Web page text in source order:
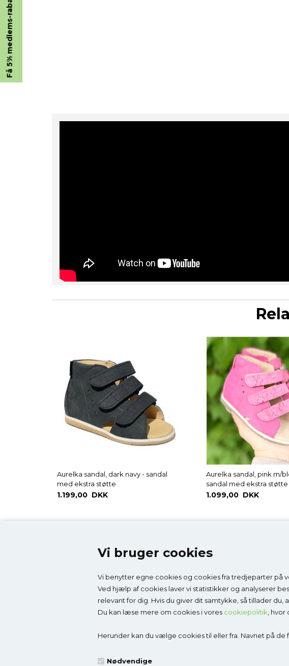
Vi bruger cookies
Vi benytter egne cookies og cookies fra tredjeparter på
Ved hjælp af cookies laver vi statistikker og analyserer
relevant for dig. Hvis du giver dit samtykke, så tillader
Du kan læse mere om cookies i vores cookiepolitik, hvor
Herunder kan du vælge cookies til eller fra. Navnet på
Nødvendige
Aurelka sandal, dark navy - sandal
med ekstra støtte
1.199,00 DKK
Aurelka sandal, pink m/
sandal med ekstra støtte
1.099,00 DKK
2680 Solrød Strand
Top-kategorier
Brands
Børnesko
Indesandaler
De 5% rabat
Du kan til
efter at besvare